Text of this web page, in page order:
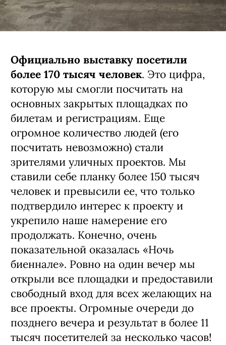
Официально выставку посетили
более 170 тысяч человек. Это цифра,
которую мы смогли посчитать на
основных закрытых площадках по
билетам и регистрациям. Еще
огромное количество людей (его
посчитать невозможно) стали
зрителями уличных проектов. Мы
ставили себе планку более 150 тысяч
человек и превысили ее, что только
подтвердило интерес к проекту и
укрепило наше намерение его
продолжать. Конечно, очень
показательной оказалась «Ночь
биеннале». Ровно на один вечер мы
открыли все площадки и предоставили
свободный вход для всех желающих на
все проекты. Огромные очереди до
позднего вечера и результат в более 11
тысяч посетителей за несколько часов!